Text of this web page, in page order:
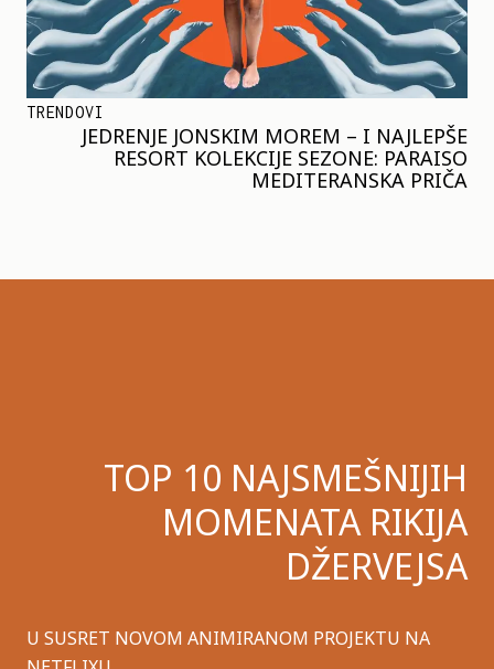
TRENDOVI
JEDRENJE JONSKIM MOREM – I NAJLEPŠE
RESORT KOLEKCIJE SEZONE: PARAISO
MEDITERANSKA PRIČA
TOP 10 NAJSMEŠNIJIH
MOMENATA RIKIJA
DŽERVEJSA
U SUSRET NOVOM ANIMIRANOM PROJEKTU NA